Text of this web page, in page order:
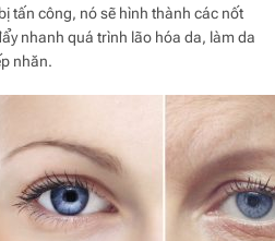
tấn công, nó sẽ hình thành các nốt
nhanh quá trình lão hóa da, làm da
nhăn.